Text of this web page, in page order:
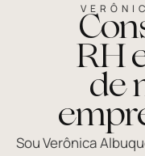
RH
de
Sou Verônica